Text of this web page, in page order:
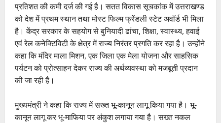
प्रतिशत की कमी दर्ज की गई है। सतत विकास सूचकांक में उत्तराखण्ड
को देश में प्रथम स्थान तथा मोस्ट फिल्म फ्रेंडली स्टेट अवॉर्ड भी मिला
है। केंद्र सरकार के सहयोग से बुनियादी ढांचा, शिक्षा, स्वास्थ्य, हवाई
एवं रेल कनेक्टिविटी के क्षेत्र में राज्य निरंतर प्रगति कर रहा है। उन्होंने
कहा कि मंदिर माला मिशन, एक जिला एक मेला योजना और साहसिक
पर्यटन को प्रोत्साहन देकर राज्य की अर्थव्यवस्था को मजबूती प्रदान
की जा रही है।
मुख्यमंत्री ने कहा कि राज्य में सख्त भू-कानून लागू किया गया है। भू-
कानून लागू कर भू-माफिया पर अंकुश लगाया गया है। सख्त नकल